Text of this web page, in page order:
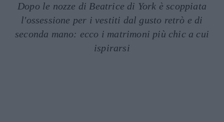
Dopo le nozze di Beatrice di York è scoppiata
l'ossessione per i vestiti dal gusto retrò e di
seconda mano: ecco i matrimoni più chic a cui
ispirarsi